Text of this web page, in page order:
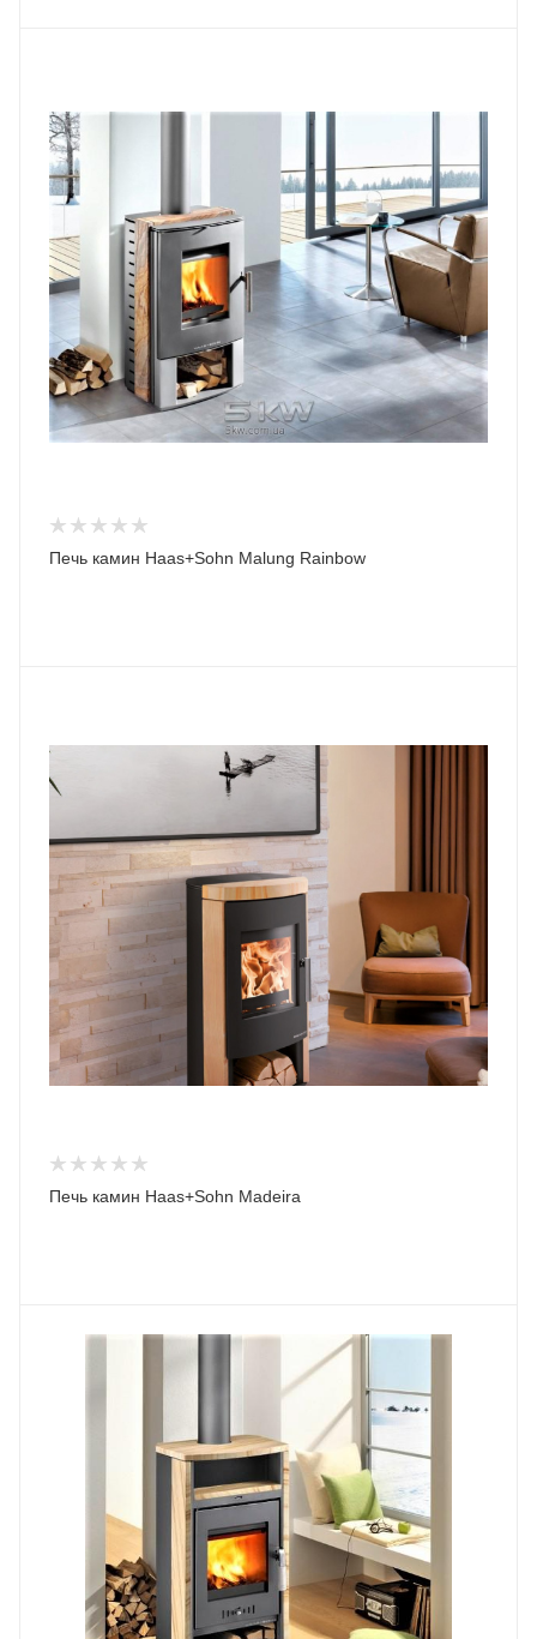
Печь камин Haas+Sohn Malung Rainbow
Печь камин Haas+Sohn Madeira